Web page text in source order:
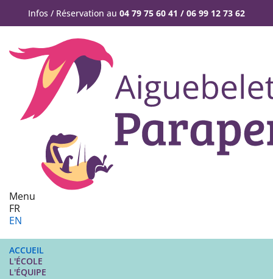
Infos / Réservation au 04 79 75 60 41 / 06 99 12 73 62
Menu
FR
EN
ACCUEIL
L'ÉCOLE
L'ÉQUIPE